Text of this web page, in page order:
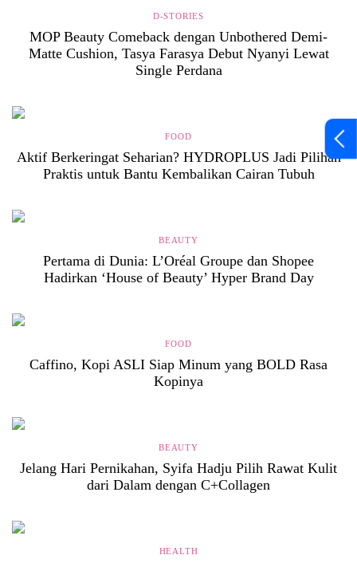
D-STORIES
MOP Beauty Comeback dengan Unbothered Demi-
Matte Cushion, Tasya Farasya Debut Nyanyi Lewat
Single Perdana
FOOD
Aktif Berkeringat Seharian? HYDROPLUS Jadi Pilihan
Praktis untuk Bantu Kembalikan Cairan Tubuh
BEAUTY
Pertama di Dunia: L’Oréal Groupe dan Shopee
Hadirkan ‘House of Beauty’ Hyper Brand Day
FOOD
Caffino, Kopi ASLI Siap Minum yang BOLD Rasa
Kopinya
BEAUTY
Jelang Hari Pernikahan, Syifa Hadju Pilih Rawat Kulit
dari Dalam dengan C+Collagen
HEALTH